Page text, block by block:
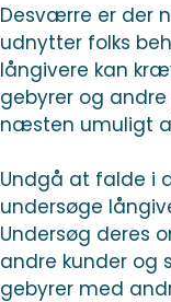
Desværre er der
udnytter folks
långivere kan
gebyrer og
næsten umuligt
Undgå at falde i
undersøge
Undersøg deres
andre kunder og
gebyrer med